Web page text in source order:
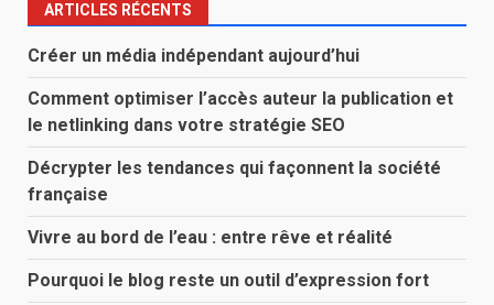
ARTICLES RÉCENTS
Créer un média indépendant aujourd’hui
Comment optimiser l’accès auteur la publication et
le netlinking dans votre stratégie SEO
Décrypter les tendances qui façonnent la société
française
Vivre au bord de l’eau : entre rêve et réalité
Pourquoi le blog reste un outil d’expression fort